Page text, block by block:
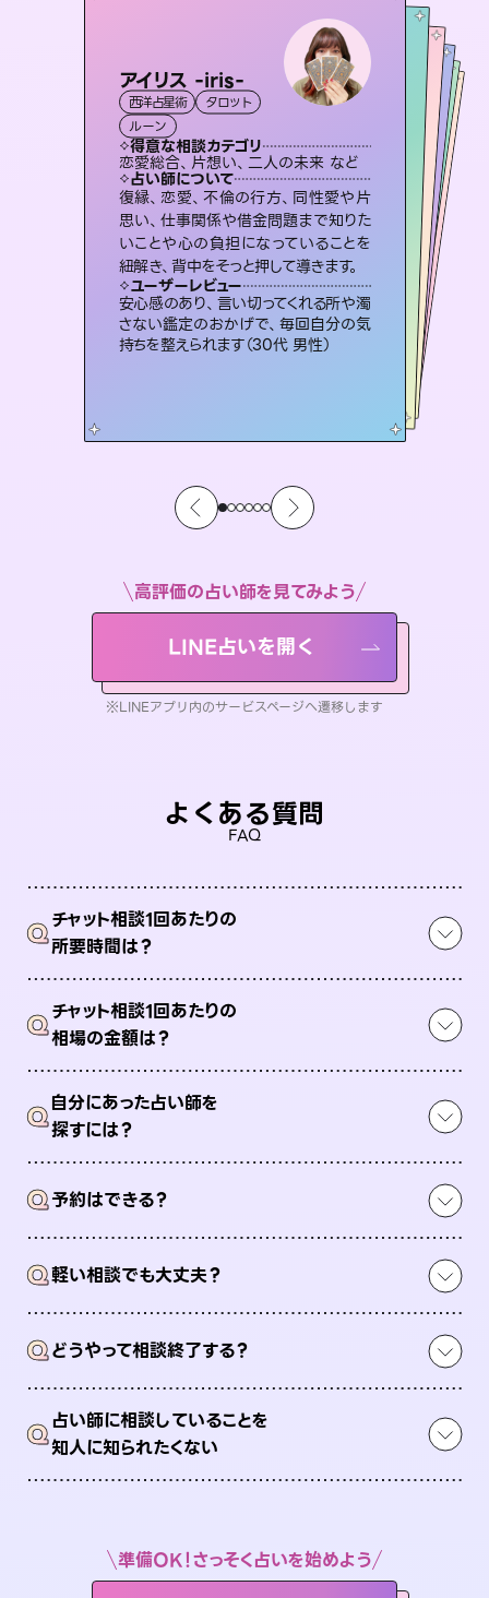
アイリス -iris-
西洋占星術
タロット
ルーン
得意な相談カテゴリ
恋愛総合、片想い、二人の未来 など
占い師について
復縁、恋愛、不倫の行方、同性愛や片
思い、仕事関係や借金問題まで知りた
いことや心の負担になっていることを
紐解き、背中をそっと押して導きます。
ユーザーレビュー
安心感のあり、言い切ってくれる所や濁
さない鑑定のおかげで、毎回自分の気
持ちを整えられます（30代 男性）
彗望（すいぼう）
霊視・オーラ 透視
スピリチュアル・リーディング
得意な相談カテゴリ
片想い、あの人の気持ち、復縁 など
占い師について
3,700年以上の歴史を持つ東洋最古の
占術「易占」で詳細まで占い、幸せへ向
かう道筋を示します。厳しい結果にも具
体的な対策をお伝えします。
ユーザーレビュー
複雑な背景もしっかり聞いて鑑定して
いただけました。気持ちが楽になりまし
た（50代 女性）
桃源珠羽（ とうげんみう）
霊視・オーラ
スピリチュアル・リーディング
得意な相談カテゴリ
片想い、あの人の気持ち、復縁 など
占い師について
恋愛のお悩みの中でも特に「曖昧な関
係」の相談を得意としており、友達以上
恋人未満なお相手との今後や本音を丁
寧に読み解き恋愛成就へと導きます。
ユーザーレビュー
鑑定していただいてアドバイス通りに行
動すると仲が復活してきました。ありが
とうございました（40代 女性）
未来視師＊花
霊視・オーラ
スピリチュアル・リーディング
得意な相談カテゴリ
出逢い、片想い、復縁 など
占い師について
未来には何パターンもの選択肢があります。不安で視えにくくなっているあなたの素敵な未来を見つけ、その未来を選択できるようアドバイスします。
ユーザーレビュー
職場の人の性質や人間関係、本心など
本当によく視えていてびっくり。対策が
打てて前向きになれます（40代）
セラピスト理恵
スピリチュアル・リーディング
得意な相談カテゴリ
片想い、二人の未来、年の差 など
占い師について
連絡再開、復縁、成就などの報告実績
多数。セラピストとして2万超の施術経
験があるからこそできる鑑定で、より良
い未来をサポートします。
ユーザーレビュー
とても心温まる鑑定でした。しかもこち
らは何も言っていないのに視えていらっ
しゃるんだなと驚きです（30代女性）
おう 霊感オラクル
霊視・オーラ
オラクルカード
得意な相談カテゴリ
恋愛総合、あの人の気持ち など
占い師について
霊視×オラクルカードを使って「今」と
「未来」そして「気になるあの人の気持
ち」まで丁寧に読み解き、恋や人生のヒ
ントを優しく引き出します。
ユーザーレビュー
不安な気持ちが嘘みたいに晴れまし
た…！よく視えていらっしゃるんだなと
感じました（40代 女性）
高評価の占い師を見てみよう
LINE占いを開く
※LINEアプリ内のサービスページへ遷移します
よくある質問
FAQ
Qチャット相談1回あたりの
所要時間は？
Qチャット相談1回あたりの
相場の金額は？
Q自分にあった占い師を
探すには？
Q予約はできる？
Q軽い相談でも大丈夫？
Qどうやって相談終了する？
Q占い師に相談していることを
知人に知られたくない
準備OK！さっそく占いを始めよう